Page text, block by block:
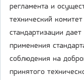
регламента и
технический
стандартизации
применения
соблюдения на
принятого